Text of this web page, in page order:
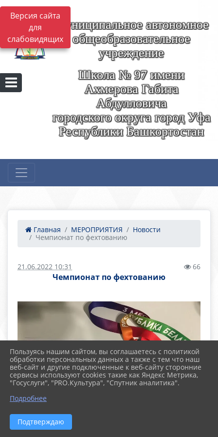
Версия сайта
для
слабовидящих
Муниципальное автономное
общеобразовательное
учреждение
Школа № 97 имени
Ахмерова Габита
Абдулловича
городского округа город Уфа
Республики Башкортостан
Главная МЕРОПРИЯТИЯ
Новости
Чемпионат по фехтованию
21.06.2022 10:31 66
Чемпионат по фехтованию
Пользуясь нашим сайтом, вы соглашаетесь с политикой
обработки персональных данных а также с тем что наш
веб-сайт и другие подключенные к веб-сайту сторонние
сервисы используют cookies такие как Яндекс Метрика,
"Госуслуги", "PRO.Культура", "Спутник аналитика".
Подробнее
Подтверждаю